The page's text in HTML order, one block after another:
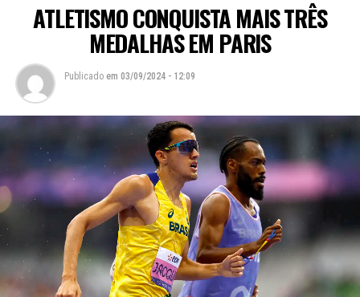
ATLETISMO CONQUISTA MAIS TRÊS
MEDALHAS EM PARIS
Publicado em 03/09/2024 - 12:09